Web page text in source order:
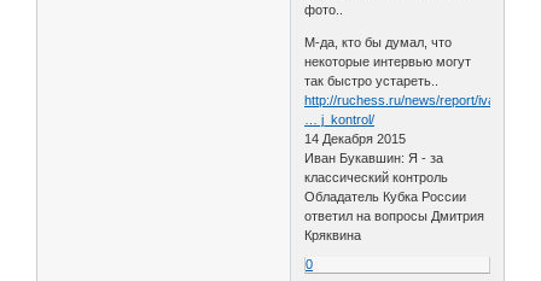
фото..
М-да, кто бы думал, что
некоторые интервью могут
так быстро устареть..
http://ruchess.ru/news/report/ivan_buka
… j_kontrol/
14 Декабря 2015
Иван Букавшин: Я - за
классический контроль
Обладатель Кубка России
ответил на вопросы Дмитрия
Кряквина
0